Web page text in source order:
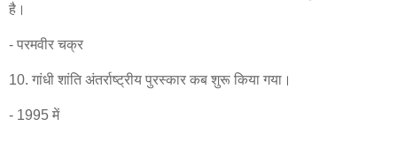
है।
- परमवीर चक्र
10. गांधी शांति अंतर्राष्ट्रीय पुरस्कार कब शुरू किया गया।
- 1995 में